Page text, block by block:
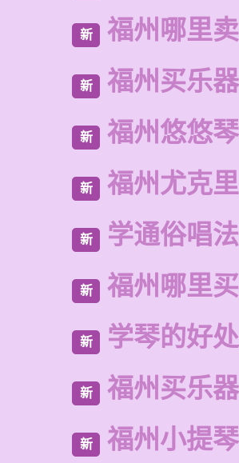
新 福州哪里
新 福州买乐
新 福州悠悠
新 福州尤克
新 学通俗唱
新 福州哪里
新 学琴的好
新 福州买乐
新 福州小提